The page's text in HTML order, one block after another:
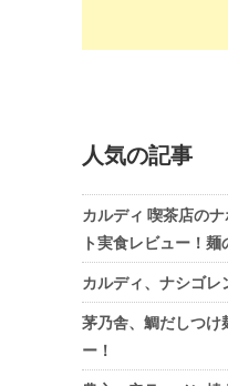
人気の記事
カルディ 喫茶店の
ト実食レビュー！
カルディ、ナシゴレ
茅乃舎、鯛だしつけ
ー！